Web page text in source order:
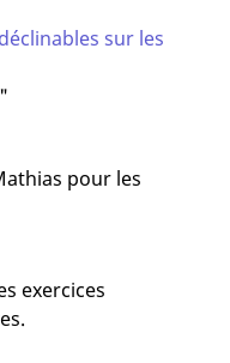
sur les
pour les
exercices